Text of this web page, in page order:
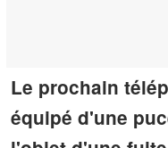
Le prochain
équipé d'une